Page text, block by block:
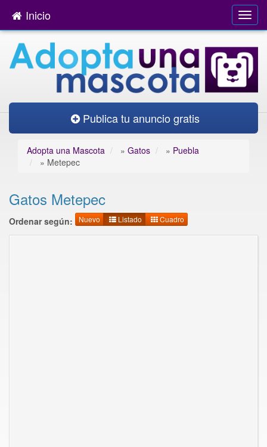
Inicio
Publica tu anuncio gratis
Adopta una Mascota » Gatos » Puebla
» Metepec
Gatos Metepec
Ordenar según: Nuevo Listado Cuadro